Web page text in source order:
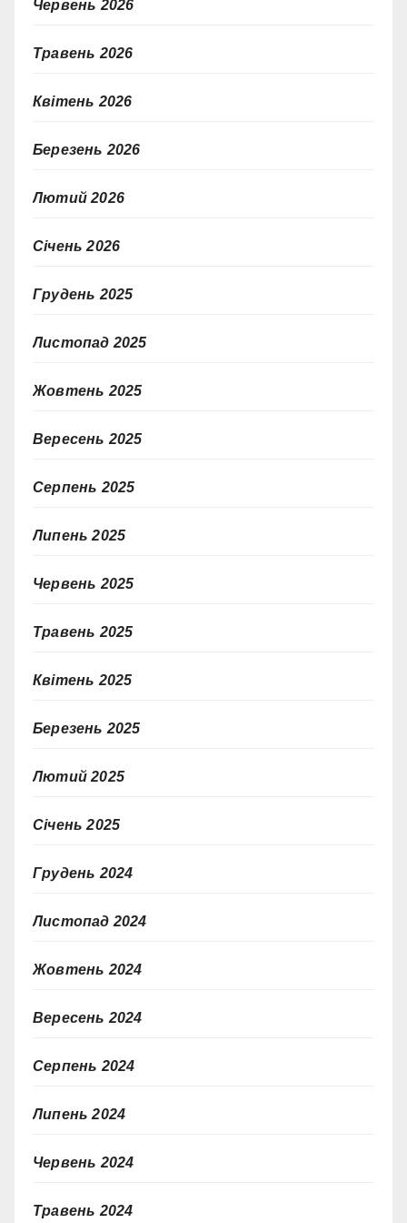
Червень 2026
Травень 2026
Квітень 2026
Березень 2026
Лютий 2026
Січень 2026
Грудень 2025
Листопад 2025
Жовтень 2025
Вересень 2025
Серпень 2025
Липень 2025
Червень 2025
Травень 2025
Квітень 2025
Березень 2025
Лютий 2025
Січень 2025
Грудень 2024
Листопад 2024
Жовтень 2024
Вересень 2024
Серпень 2024
Липень 2024
Червень 2024
Травень 2024